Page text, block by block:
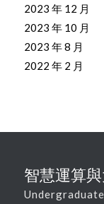
2023 年 12 月
2023 年 10 月
2023 年 8 月
2022 年 2 月
智慧運算